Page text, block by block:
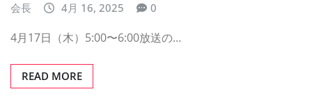
会長 4月 16, 2025 0
4月17日（木）5:00〜6:00放送の…
READ MORE